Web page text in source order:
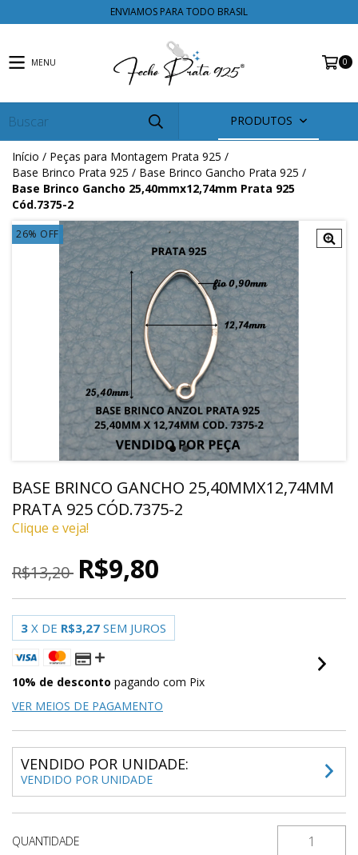
ENVIAMOS PARA TODO BRASIL
MENU 0
PRODUTOS
Início / Peças para Montagem Prata 925 /
Base Brinco Prata 925 / Base Brinco Gancho Prata 925 /
Base Brinco Gancho 25,40mmx12,74mm Prata 925
Cód.7375-2
26% OFF
BASE BRINCO GANCHO 25,40MMX12,74MM
PRATA 925 CÓD.7375-2
Clique e veja!
R$13,20 R$9,80
3 X DE R$3,27 SEM JUROS
10% de desconto pagando com Pix
VER MEIOS DE PAGAMENTO
VENDIDO POR UNIDADE:
VENDIDO POR UNIDADE
QUANTIDADE